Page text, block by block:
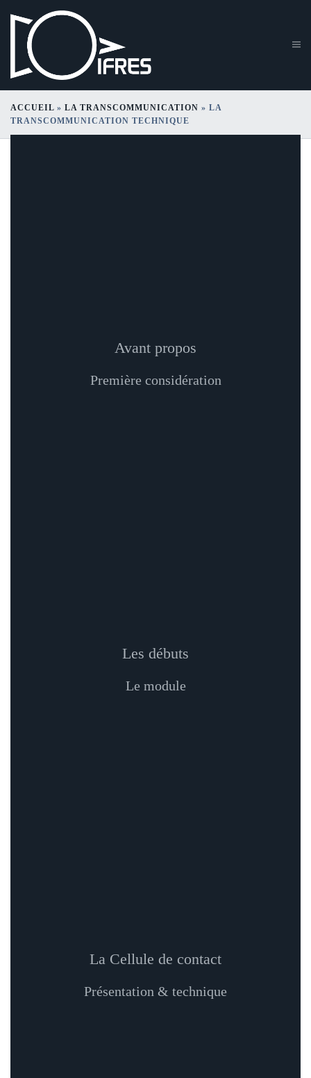
ACCUEIL » LA TRANSCOMMUNICATION » LA
TRANSCOMMUNICATION TECHNIQUE
Avant propos
Première considération
Les débuts
Le module
La Cellule de contact
Présentation & technique